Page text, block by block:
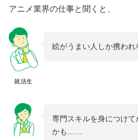
アニメ業界の仕事と聞くと、
就活生
絵がうまい人しか携われ
専門スキルを身につけ
かも……